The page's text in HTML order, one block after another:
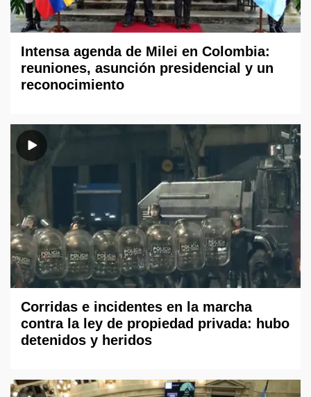
Intensa agenda de Milei en Colombia:
reuniones, asunción presidencial y un
reconocimiento
Corridas e incidentes en la marcha
contra la ley de propiedad privada: hubo
detenidos y heridos